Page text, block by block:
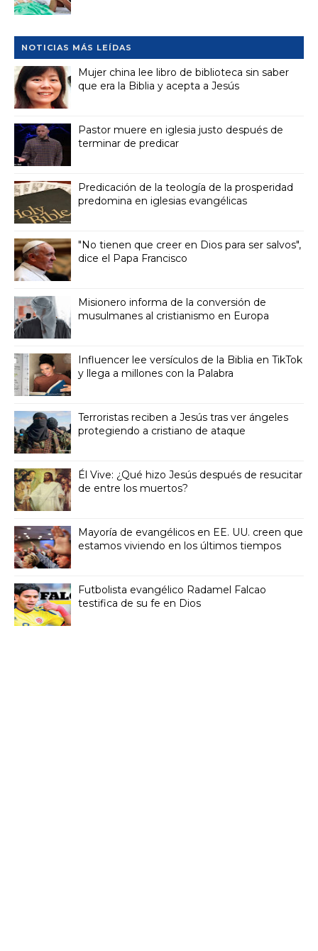
NOTICIAS MÁS LEÍDAS
Mujer china lee libro de biblioteca sin saber
que era la Biblia y acepta a Jesús
Pastor muere en iglesia justo después de
terminar de predicar
Predicación de la teología de la prosperidad
predomina en iglesias evangélicas
"No tienen que creer en Dios para ser salvos",
dice el Papa Francisco
Misionero informa de la conversión de
musulmanes al cristianismo en Europa
Influencer lee versículos de la Biblia en TikTok
y llega a millones con la Palabra
Terroristas reciben a Jesús tras ver ángeles
protegiendo a cristiano de ataque
Él Vive: ¿Qué hizo Jesús después de resucitar
de entre los muertos?
Mayoría de evangélicos en EE. UU. creen que
estamos viviendo en los últimos tiempos
Futbolista evangélico Radamel Falcao
testifica de su fe en Dios